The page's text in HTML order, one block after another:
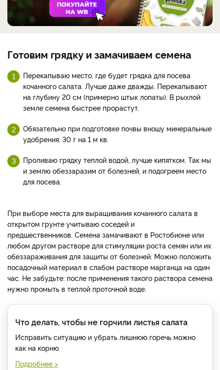
Готовим грядку и замачиваем семена
Перекапываю место, где будет грядка для посева
кочанного салата. Лучше даже дважды. Перекапывают
на глубину 20 см (примерно штык лопаты). В рыхлой
земле семена быстрее прорастут.
Обязательно при подготовке почвы вношу минеральные
удобрения: 30 г на 1 м кв.
Проливаю грядку теплой водой, лучше кипятком. Так мы
и землю обеззаразим от болезней, и подогреем место
для посева.
При выборе места для выращивания кочанного салата в
открытом грунте учитываю соседей и
предшественников. Семена замачивают в Ростобионе или
любом другом растворе для стимуляции роста семян или их
обеззараживания для защиты от болезней. Можно положить
посадочный материал в слабом растворе марганца на один
час. Не забудьте: после применения такого раствора семена
нужно промыть в теплой проточной воде.
Что делать, чтобы не горчили листья салата
Исправить ситуацию и убрать лишнюю горечь можно
как на корню
Подробнее >